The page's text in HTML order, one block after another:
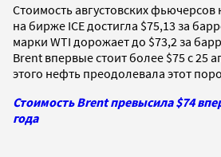
Стоимость августовских
на бирже ICE достигла $75,13 за
марки WTI дорожает до $73,2 за
Brent впервые стоит более $75 с 25
этого нефть преодолевала этот
Стоимость Brent превысила $74
года